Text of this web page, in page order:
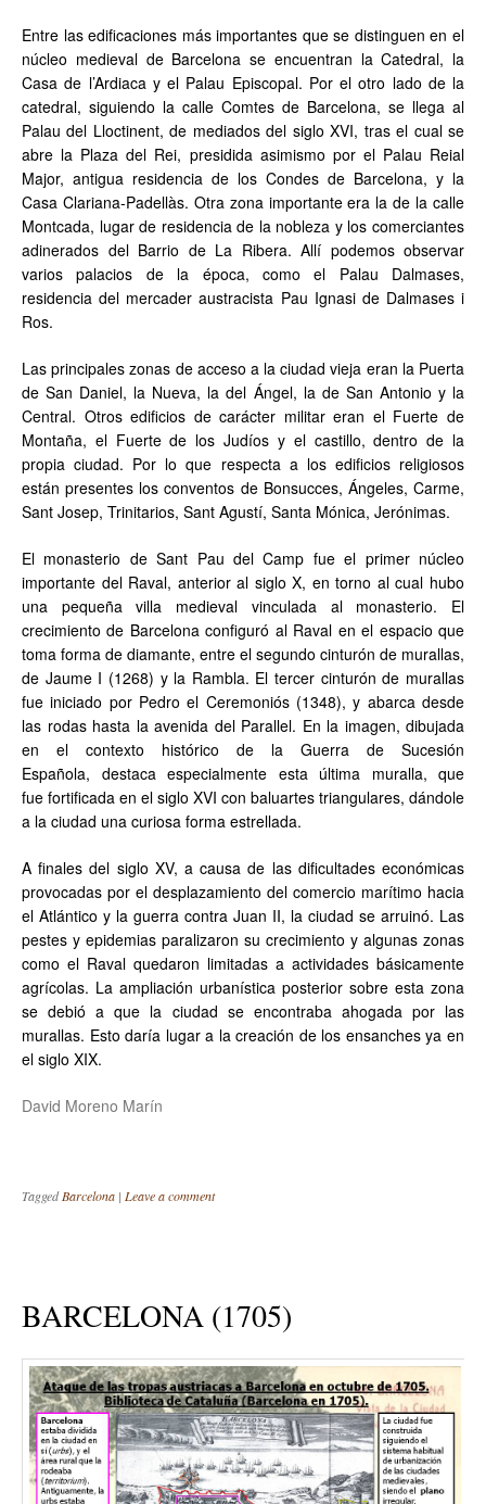
Entre las edificaciones más importantes que se distinguen en el
núcleo medieval de Barcelona se encuentran la Catedral, la
Casa de l’Ardiaca y el Palau Episcopal. Por el otro lado de la
catedral, siguiendo la calle Comtes de Barcelona, se llega al
Palau del Lloctinent, de mediados del siglo XVI, tras el cual se
abre la Plaza del Rei, presidida asimismo por el Palau Reial
Major, antigua residencia de los Condes de Barcelona, y la
Casa Clariana-Padellàs. Otra zona importante era la de la calle
Montcada, lugar de residencia de la nobleza y los comerciantes
adinerados del Barrio de La Ribera. Allí podemos observar
varios palacios de la época, como el Palau Dalmases,
residencia del mercader austracista Pau Ignasi de Dalmases i
Ros.
Las principales zonas de acceso a la ciudad vieja eran la Puerta
de San Daniel, la Nueva, la del Ángel, la de San Antonio y la
Central. Otros edificios de carácter militar eran el Fuerte de
Montaña, el Fuerte de los Judíos y el castillo, dentro de la
propia ciudad. Por lo que respecta a los edificios religiosos
están presentes los conventos de Bonsucces, Ángeles, Carme,
Sant Josep, Trinitarios, Sant Agustí, Santa Mónica, Jerónimas.
El monasterio de Sant Pau del Camp fue el primer núcleo
importante del Raval, anterior al siglo X, en torno al cual hubo
una pequeña villa medieval vinculada al monasterio. El
crecimiento de Barcelona configuró al Raval en el espacio que
toma forma de diamante, entre el segundo cinturón de murallas,
de Jaume I (1268) y la Rambla. El tercer cinturón de murallas
fue iniciado por Pedro el Ceremoniós (1348), y abarca desde
las rodas hasta la avenida del Parallel. En la imagen, dibujada
en el contexto histórico de la Guerra de Sucesión
Española, destaca especialmente esta última muralla, que
fue fortificada en el siglo XVI con baluartes triangulares, dándole
a la ciudad una curiosa forma estrellada.
A finales del siglo XV, a causa de las dificultades económicas
provocadas por el desplazamiento del comercio marítimo hacia
el Atlántico y la guerra contra Juan II, la ciudad se arruinó. Las
pestes y epidemias paralizaron su crecimiento y algunas zonas
como el Raval quedaron limitadas a actividades básicamente
agrícolas. La ampliación urbanística posterior sobre esta zona
se debió a que la ciudad se encontraba ahogada por las
murallas. Esto daría lugar a la creación de los ensanches ya en
el siglo XIX.
David Moreno Marín
TaggedBarcelona | Leave a comment
BARCELONA (1705)